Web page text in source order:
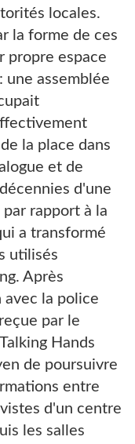
locales.
la forme de ces
propre espace
une assemblée
la place dans
et de
d'une
rapport à la
a transformé
utilisés
Après
avec la police
par le
Hands
de poursuivre
entre
d'un centre
les salles